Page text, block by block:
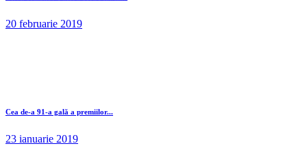
20 februarie 2019
Cea de-a 91-a gală a premiilor...
23 ianuarie 2019